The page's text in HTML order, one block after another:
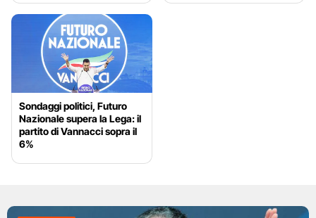
Sondaggi politici, Futuro
Nazionale supera la Lega: il
partito di Vannacci sopra il
6%